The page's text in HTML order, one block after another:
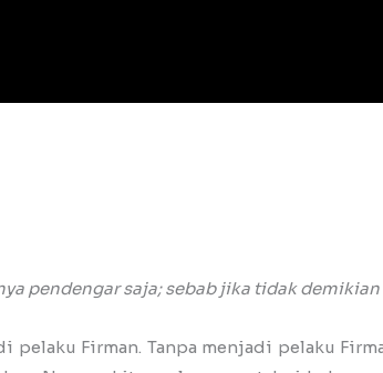
pendengar saja; sebab jika tidak
pelaku Firman. Tanpa menjadi pelaku